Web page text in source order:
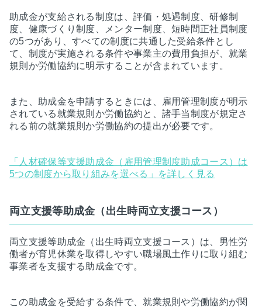
助成金が支給される制度は、評価・処遇制度、研修制
度、健康づくり制度、メンター制度、短時間正社員制度
の5つがあり、すべての制度に共通した受給条件とし
て、制度が実施される条件や事業主の費用負担が、就業
規則か労働協約に明示することが含まれています。
また、助成金を申請するときには、雇用管理制度が明示
されている就業規則か労働協約と、諸手当制度が規定さ
れる前の就業規則か労働協約の提出が必要です。
「人材確保等支援助成金（雇用管理制度助成コース）は
5つの制度から取り組みを選べる」を詳しく見る
両立支援等助成金（出生時両立支援コース）
両立支援等助成金（出生時両立支援コース）は、男性労
働者が育児休業を取得しやすい職場風土作りに取り組む
事業者を支援する助成金です。
この助成金を受給する条件で、就業規則や労働協約が関